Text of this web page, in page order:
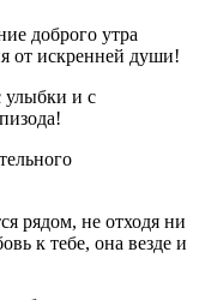
доброго утра
от искренней души!
улыбки и с
рядом, не отходя ни
к тебе, она везде и